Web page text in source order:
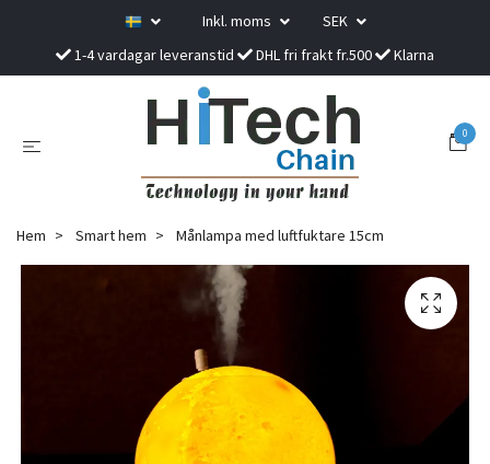
Inkl. moms
SEK
1-4 vardagar leveranstid
DHL fri frakt fr.500 Klarna
0
Hem Smart hem Månlampa med luftfuktare 15cm